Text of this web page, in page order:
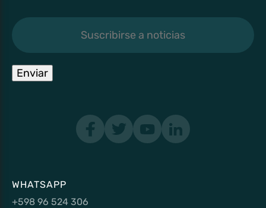
Enviar
WHATSAPP
+598 96 524 306